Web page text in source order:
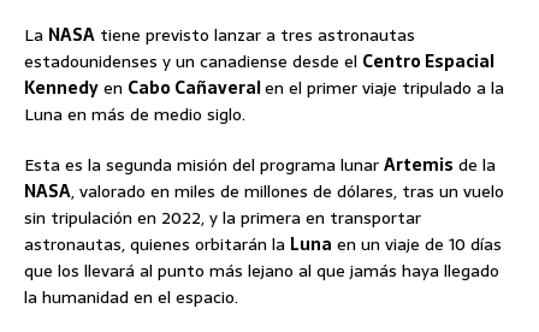
La NASA tiene previsto lanzar a tres astronautas
estadounidenses y un canadiense desde el Centro Espacial
Kennedyen Cabo Cañaveralen el primer viaje tripulado a la
Luna en más de medio siglo.
Esta es la segunda misión del programa lunarArtemis de la
NASA, valorado en miles de millones de dólares, tras un vuelo
sin tripulación en 2022, y la primera en transportar
astronautas, quienes orbitarán la Luna en un viaje de 10 días
que los llevará al punto más lejano al que jamás haya llegado
la humanidad en el espacio.